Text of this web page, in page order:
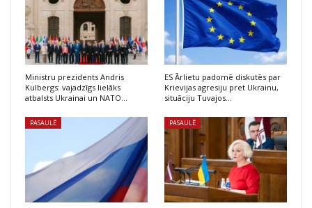
Ministru prezidents Andris
Kulbergs: vajadzīgs lielāks
atbalsts Ukrainai un NATO…
ES Ārlietu padomē diskutēs par
Krievijas agresiju pret Ukrainu,
situāciju Tuvajos…
PASAULĒ PASAULĒ